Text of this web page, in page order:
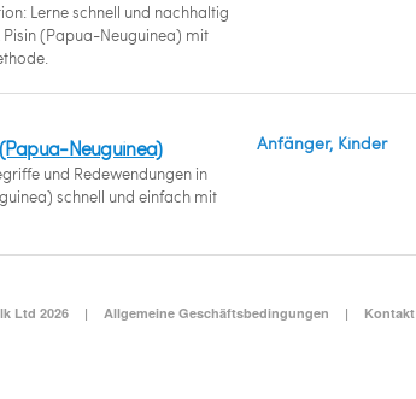
Lerne schnell und nachhaltig
(Papua-Neuguinea) mit
(Papua-Neuguinea)
und Redewendungen in
schnell und einfach mit
Anfänger, Kinder
Ltd 2026 | Allgemeine Geschäftsbedingungen | Kontakt